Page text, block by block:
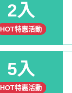
2入
HOT特惠活動
5入
HOT特惠活動